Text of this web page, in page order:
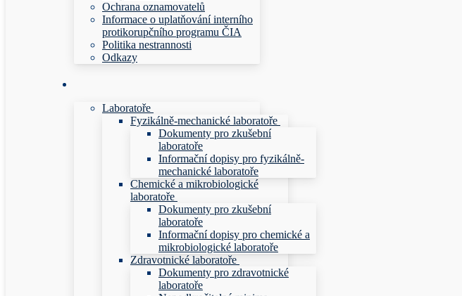
Ochrana oznamovatelů
Informace o uplatňování interního
protikorupčního programu ČIA
Politika nestrannosti
Odkazy
Laboratoře
Fyzikálně-mechanické laboratoře
Dokumenty pro zkušební
laboratoře
Informační dopisy pro fyzikálně-
mechanické laboratoře
Chemické a mikrobiologické
laboratoře
Dokumenty pro zkušební
laboratoře
Informační dopisy pro chemické a
mikrobiologické laboratoře
Zdravotnické laboratoře
Dokumenty pro zdravotnické
laboratoře